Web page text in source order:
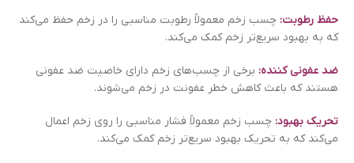
حفظ رطوبت: چسب زخم معمولاً رطوبت مناسبی را در زخم حفظ می‌کند
که به بهبود سریع‌تر زخم کمک می‌کند.
ضد عفونی کننده: برخی از چسب‌های زخم دارای خاصیت ضد عفونی
هستند که باعث کاهش خطر عفونت در زخم می‌شوند.
تحریک بهبود: چسب زخم معمولاً فشار مناسبی را روی زخم اعمال
می‌کند که به تحریک بهبود سریع‌تر زخم کمک می‌کند.